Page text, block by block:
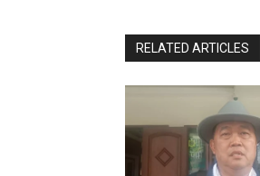
RELATED ARTICLES